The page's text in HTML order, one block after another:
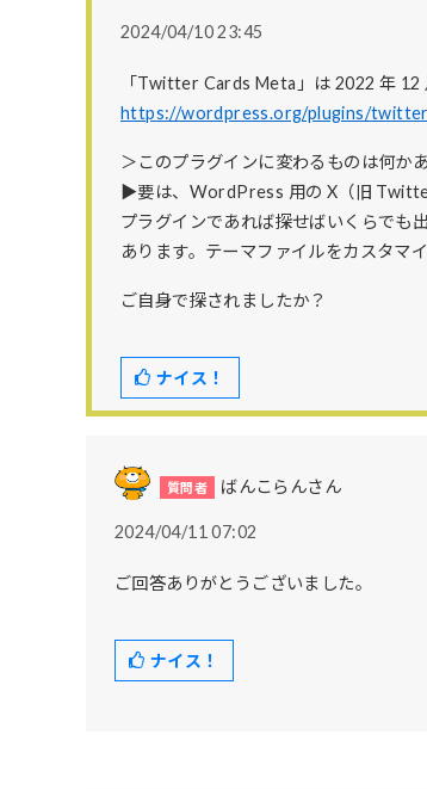
2024/04/10 23:45
「Twitter Cards Meta」は 2022 年 12
https://wordpress.org/plugins/
＞このプラグインに変わるものは何か
▶要は、WordPress 用の X（旧
プラグインであれば探せばいくらでも
あります。テーマファイルをカスタマ
ご自身で探されましたか？
ナイス！
ばんこらんさん
2024/04/11 07:02
ご回答ありがとうございました。
ナイス！